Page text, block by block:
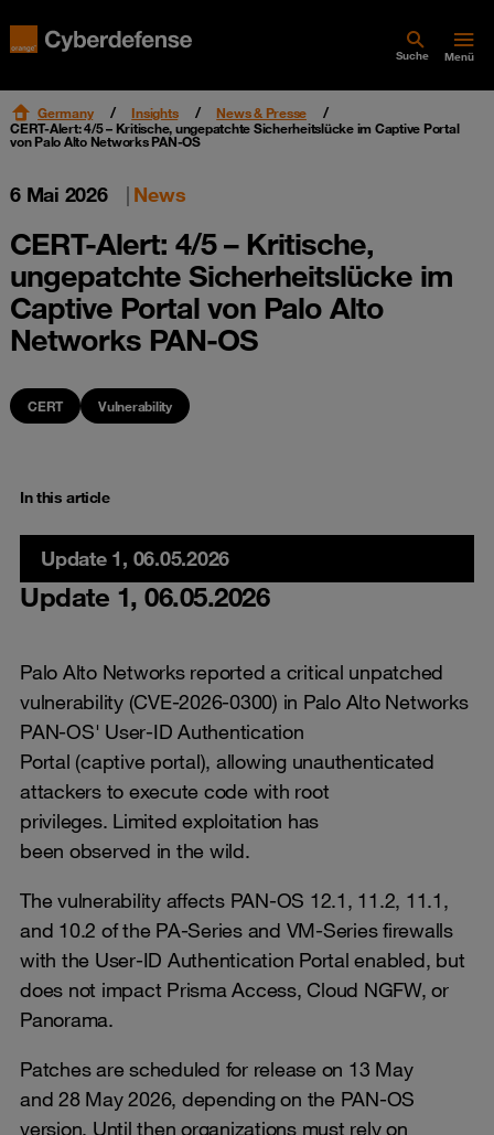
Suche Menü
Germany Insights
News & Presse
CERT-Alert: 4/5 – Kritische, ungepatchte Sicherheitslücke im Captive Portal
von Palo Alto Networks PAN-OS
6 Mai 2026 | News
CERT-Alert: 4/5 – Kritische,
ungepatchte Sicherheitslücke im
Captive Portal von Palo Alto
Networks PAN-OS
CERT Vulnerability
In this article
Update 1, 06.05.2026
Update 1, 06.05.2026
Palo Alto Networks reported a critical unpatched
vulnerability (CVE-2026-0300) in Palo Alto Networks
PAN-OS' User-ID Authentication
Portal (captive portal), allowing unauthenticated
attackers to execute code with root
privileges. Limited exploitation has
been observed in the wild.
The vulnerability affects PAN-OS 12.1, 11.2, 11.1,
and 10.2 of the PA-Series and VM-Series firewalls
with the User-ID Authentication Portal enabled, but
does not impact Prisma Access, Cloud NGFW, or
Panorama.
Patches are scheduled for release on 13 May
and 28 May 2026, depending on the PAN-OS
version. Until then organizations must rely on